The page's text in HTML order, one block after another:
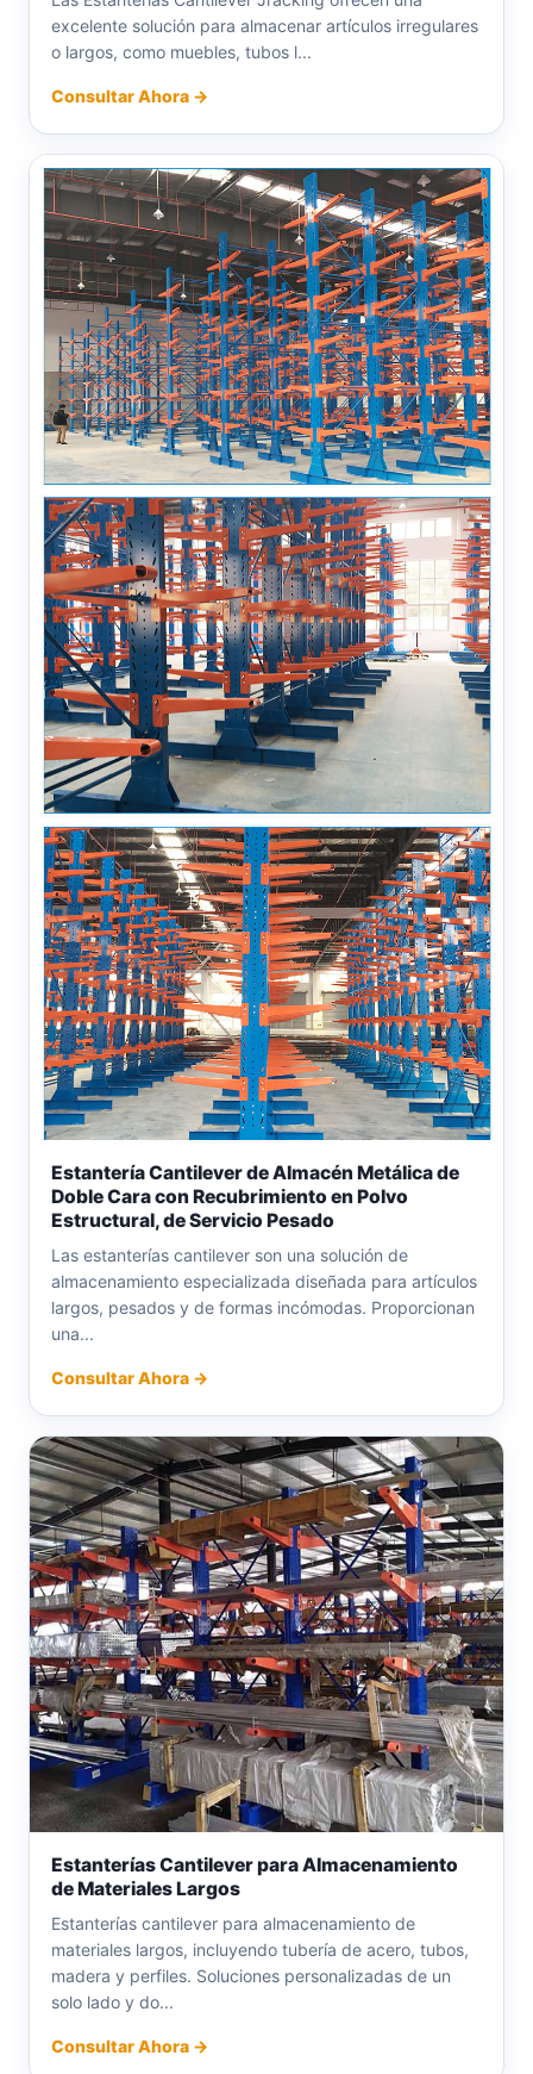
excelente solución para almacenar artículos irregulares
o largos, como muebles, tubos l...
Consultar Ahora →
Estantería Cantilever de Almacén Metálica de
Doble Cara con Recubrimiento en Polvo
Estructural, de Servicio Pesado
Las estanterías cantilever son una solución de
almacenamiento especializada diseñada para artículos
largos, pesados y de formas incómodas. Proporcionan
una...
Consultar Ahora →
Estanterías Cantilever para Almacenamiento
de Materiales Largos
Estanterías cantilever para almacenamiento de
materiales largos, incluyendo tubería de acero, tubos,
madera y perfiles. Soluciones personalizadas de un
solo lado y do...
Consultar Ahora →